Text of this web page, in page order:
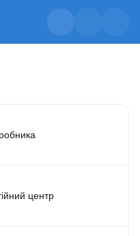
центр